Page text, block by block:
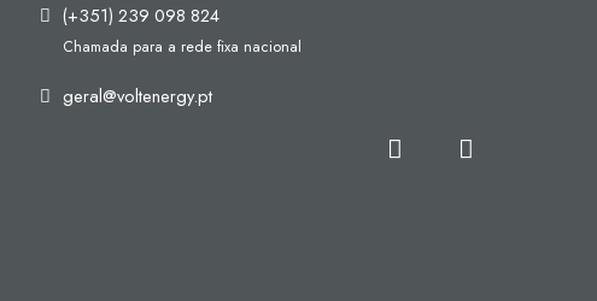
(+351) 239 098 824
Chamada para a rede fixa nacional
geral@voltenergy.pt